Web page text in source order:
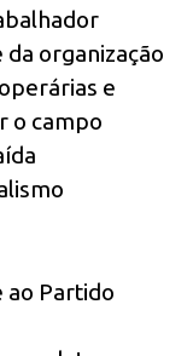
organização
e
o campo
ao Partido